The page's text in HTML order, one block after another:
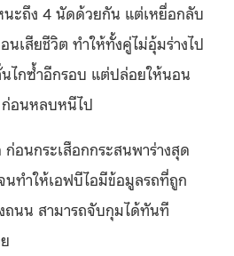
นะถึง 4 นัดด้วยกัน แต่เหยื่อกลับ
นเสียชีวิต ทำให้ทั้งคู่ไม่อุ้มร่างไป
ไกซ้ำอีกรอบ แต่ปล่อยให้นอน
อนหลบหนีไป
อนกระเสือกกระสนพาร่างสุด
นทำให้เอฟบีไอมีข้อมูลรถที่ถูก
ถนน สามารถจับกุมได้ทันที